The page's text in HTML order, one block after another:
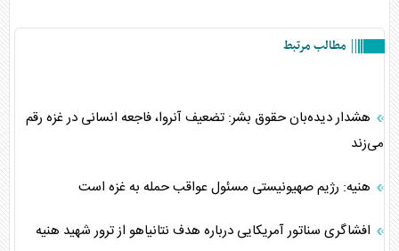
مطالب مرتبط
هشدار دیده‌بان حقوق بشر: تضعیف آنروا، فاجعه انسانی در غزه رقم
می‌زند
هنیه: رژیم صهیونیستی مسئول عواقب حمله به غزه است
افشاگری سناتور آمریکایی درباره هدف نتانیاهو از ترور شهید هنیه